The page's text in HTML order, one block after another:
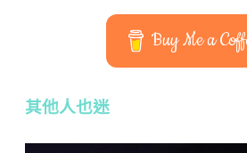
Buy Me a
其他人也迷